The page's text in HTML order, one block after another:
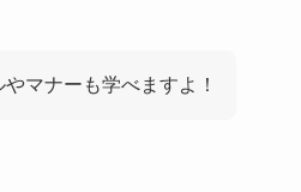
マナーも学べますよ！